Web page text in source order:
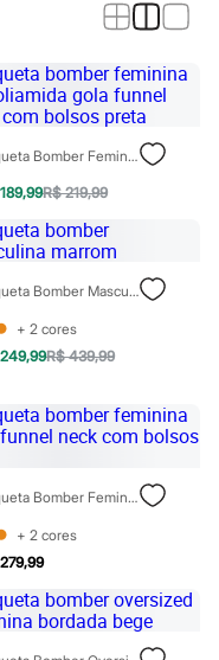
Jaqueta Bomber Feminina De Poliamida Gola Funnel Neck Com Bolsos Preta
R$ 219,99
Jaqueta Bomber Masculina Marrom
+ 2 cores
R$ 439,99
Jaqueta Bomber Feminina Gola Funnel Neck Com Bolsos Azul
+ 2 cores